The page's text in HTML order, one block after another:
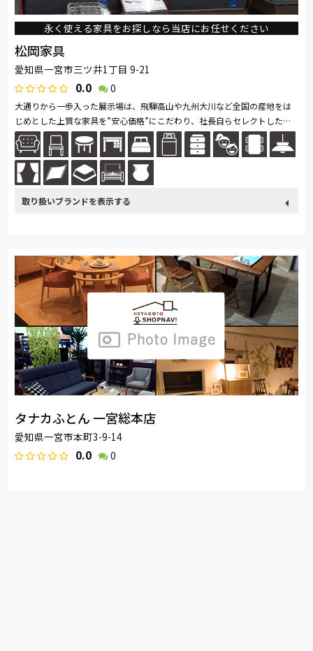
永く使える家具をお探しなら当店にお任せください
松岡家具
愛知県一宮市三ツ井1丁目 9-21
0.0 0
大通りから一歩入った展示場は、飛騨高山や九州大川など全国の産地をは
じめとした上質な家具を”安心価格”にこだわり、社長自らセレクトした家
具を展示しております。国産家具が多いため少々はお時間をいただく場合
が...続きを読む
Serta HTLワタリジャパン マルニ木工 PARAMOUNT BED
イバタインテリア 高野木工 大雪木工 MARUICHI
タナカふとん 一宮総本店
愛知県一宮市本町3-9-14
0.0 0